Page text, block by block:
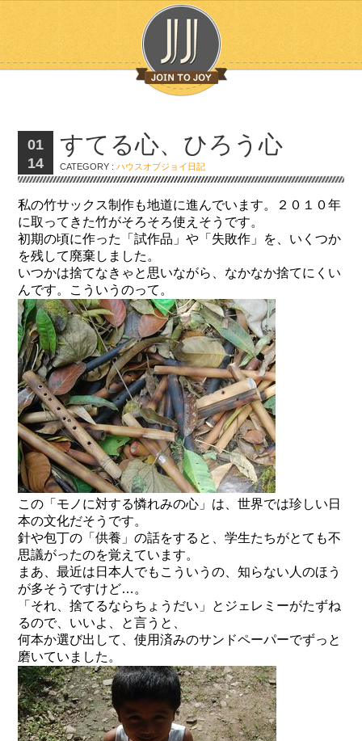
01
14
すてる心、ひろう心
CATEGORY :ハウスオブジョイ日記
私の竹サックス制作も地道に進んでいます。２０１０年
に取ってきた竹がそろそろ使えそうです。
初期の頃に作った「試作品」や「失敗作」を、いくつか
を残して廃棄しました。
いつかは捨てなきゃと思いながら、なかなか捨てにくい
んです。こういうのって。
この「モノに対する憐れみの心」は、世界では珍しい日
本の文化だそうです。
針や包丁の「供養」の話をすると、学生たちがとても不
思議がったのを覚えています。
まあ、最近は日本人でもこういうの、知らない人のほう
が多そうですけど…。
「それ、捨てるならちょうだい」とジェレミーがたずね
るので、いいよ、と言うと、
何本か選び出して、使用済みのサンドペーパーでずっと
磨いていました。